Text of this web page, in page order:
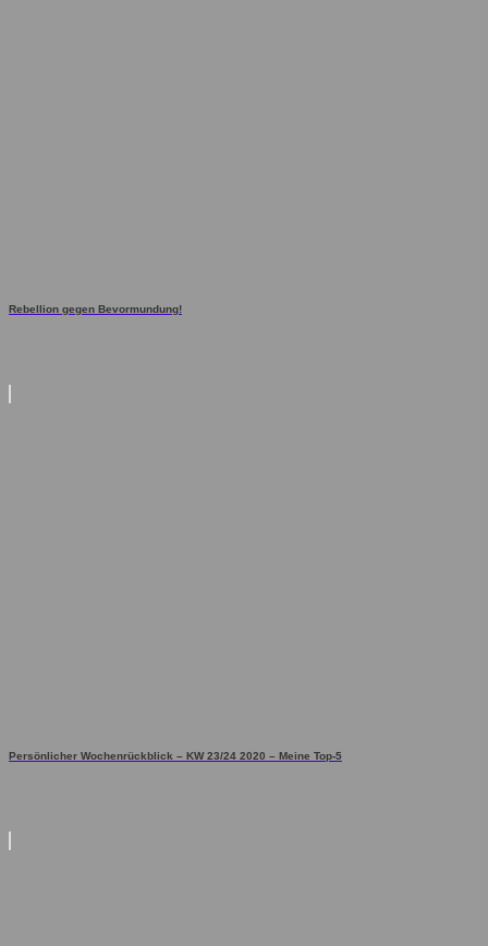
Rebellion gegen Bevormundung!
Persönlicher Wochenrückblick – KW 23/24 2020 – Meine Top-5